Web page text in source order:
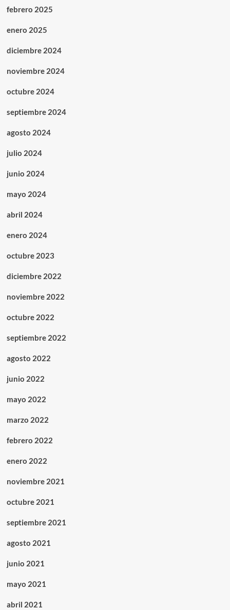
febrero 2025
enero 2025
diciembre 2024
noviembre 2024
octubre 2024
septiembre 2024
agosto 2024
julio 2024
junio 2024
mayo 2024
abril 2024
enero 2024
octubre 2023
diciembre 2022
noviembre 2022
octubre 2022
septiembre 2022
agosto 2022
junio 2022
mayo 2022
marzo 2022
febrero 2022
enero 2022
noviembre 2021
octubre 2021
septiembre 2021
agosto 2021
junio 2021
mayo 2021
abril 2021